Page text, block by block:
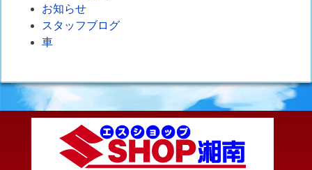
お知らせ
スタッフブログ
車